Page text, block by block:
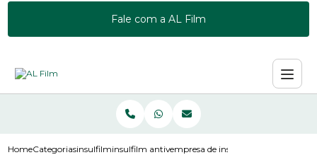
Fale com a AL Film
HomeCategoriasinsulfilminsulfilm antivandalismoempresa de insulfilm para